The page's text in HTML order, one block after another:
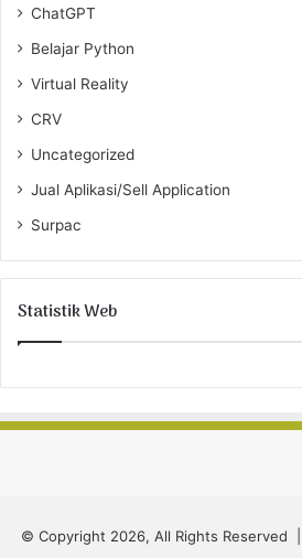
ChatGPT
Belajar Python
Virtual Reality
CRV
Uncategorized
Jual Aplikasi/Sell Application
Surpac
Statistik Web
© Copyright 2026, All Rights Reserved |